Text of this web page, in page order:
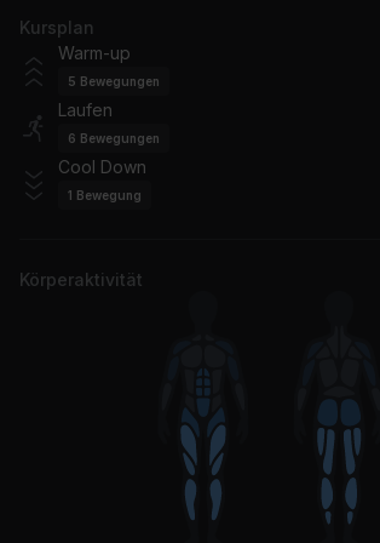
Rhythm Of The Night
DeBarge, Debarge
You Can't Hurry Love (2016 Remaster)
Phil Collins
You Are the One
Just Can't Get Enough (Single Version)
Depeche Mode
Love Action (I Believe In Love)
The Human League
Kursplan
Warm-up
5 Bewegungen
Laufen
6 Bewegungen
Cool Down
1 Bewegung
Körperaktivität